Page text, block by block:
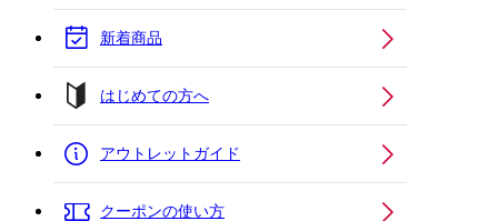
新着商品
はじめての方へ
アウトレットガイド
クーポンの使い方